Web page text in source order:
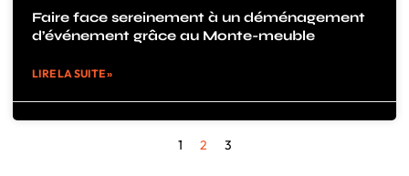
Faire face sereinement à un déménagement
d’événement grâce au Monte-meuble
LIRE LA SUITE »
1 2 3